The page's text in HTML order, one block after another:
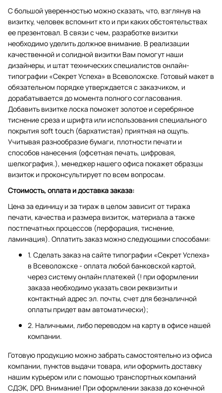
С большой уверенностью можно сказать, что, взглянув на
визитку, человек вспомнит кто и при каких обстоятельствах
ее презентовал. В связи с чем, разработке визитки
необходимо уделить должное внимание. В реализации
качественной и солидной визитки Вам помогут наши
дизайнеры, и штат технических специалистов онлайн-
типографии «Секрет Успеха» в Всеволожске. Готовый макет в
обязательном порядке утверждается с заказчиком, и
дорабатывается до момента полного согласования.
Добавить визитке лоска поможет золотое и серебряное
тиснение среза и шрифта или использования специального
покрытия soft touch (бархатистая) приятная на ощупь.
Учитывая разнообразие бумаги, плотности печати и
способов нанесения (офсетная печать, цифровая,
шелкография.), менеджер нашего офиса покажет образцы
визиток и проконсультирует по всем вопросам.
Стоимость, оплата и доставка заказа:
Цена за единицу и за тираж в целом зависит от тиража
печати, качества и размера визиток, материала а также
постпечатных процессов (перфорация, тиснение,
ламинация). Оплатить заказ можно следующими способами:
1. Сделать заказ на сайте типографии «Секрет Успеха»
в Всеволожске - оплата любой банковской картой,
через систему онлайн платежей (! при оформлении
заказа необходимо указать свои реквизиты и
контактный адрес эл. почты, счет для безналичной
оплаты придет вам автоматически);
2. Наличными, либо переводом на карту в офисе нашей
компании.
Готовую продукцию можно забрать самостоятельно из офиса
компании, пунктов выдачи товара, или оформить доставку
нашим курьером или с помощью транспортных компаний
СДЭК, DPD. Внимание! При оформлении заказа до конечной